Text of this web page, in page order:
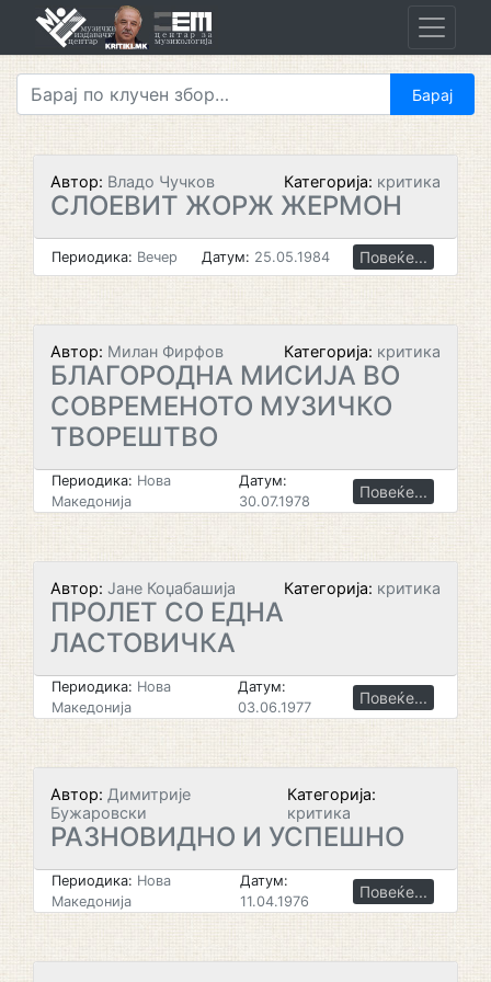
Автор: Владо Чучков Категорија: критика
СЛОЕВИТ ЖОРЖ ЖЕРМОН
Периодика: Вечер Датум: 25.05.1984 Повеќе...
Автор: Милан Фирфов Категорија: критика
БЛАГОРОДНА МИСИЈА ВО
СОВРЕМЕНОТО МУЗИЧКО
ТВОРЕШТВО
Периодика: Нова
Македонија
Датум:
30.07.1978
Повеќе...
Автор: Јане Коџабашија Категорија: критика
ПРОЛЕТ СО ЕДНА
ЛАСТОВИЧКА
Периодика: Нова
Македонија
Датум:
03.06.1977
Повеќе...
Автор: Димитрије
Бужаровски
Категорија:
критика
РАЗНОВИДНО И УСПЕШНО
Периодика: Нова
Македонија
Датум:
11.04.1976
Повеќе...